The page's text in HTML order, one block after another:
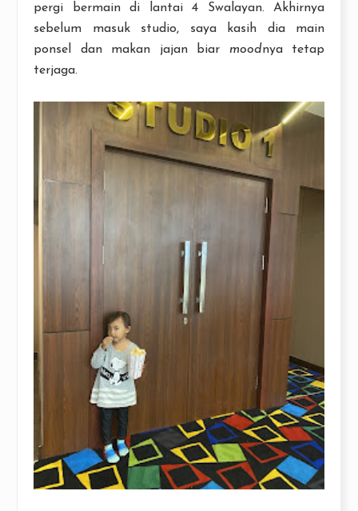
pergi bermain di lantai 4 Swalayan. Akhirnya
sebelum masuk studio, saya kasih dia main
ponsel dan makan jajan biar moodnya tetap
terjaga.